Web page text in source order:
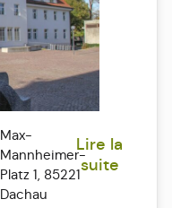
Max-
Mannheimer-
Platz 1, 85221
Dachau
Lire la
suite